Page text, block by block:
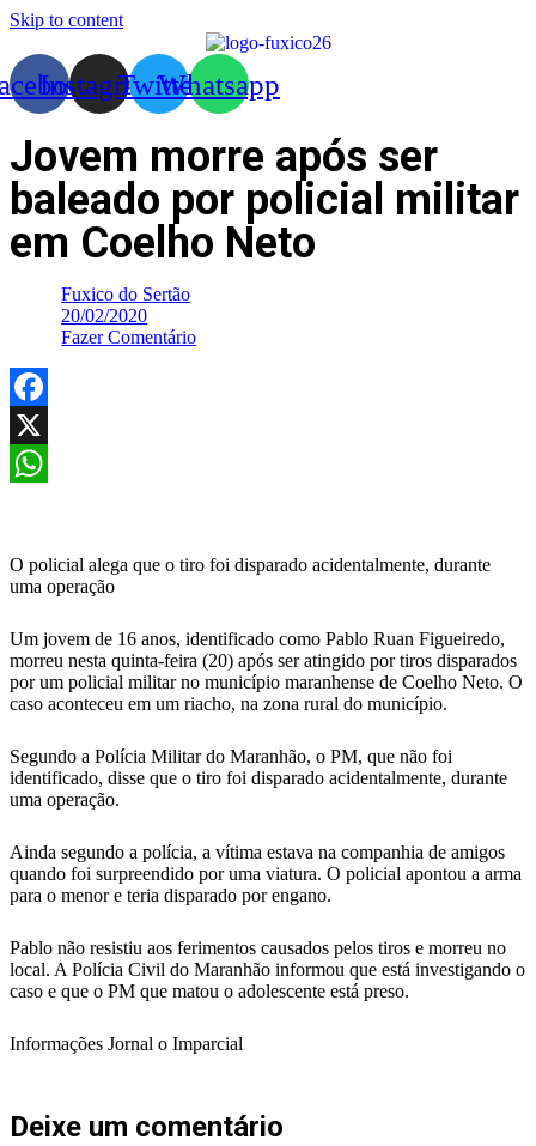
Skip to content
InstagramTwitterWhatsapp
Jovem morre após ser
baleado por policial militar
em Coelho Neto
Fuxico do Sertão
20/02/2020
Fazer Comentário
Facebook
X
O policial alega que o tiro foi disparado acidentalmente, durante
uma operação
Um jovem de 16 anos, identificado como Pablo Ruan Figueiredo,
morreu nesta quinta-feira (20) após ser atingido por tiros disparados
por um policial militar no município maranhense de Coelho Neto. O
caso aconteceu em um riacho, na zona rural do município.
Segundo a Polícia Militar do Maranhão, o PM, que não foi
identificado, disse que o tiro foi disparado acidentalmente, durante
uma operação.
Ainda segundo a polícia, a vítima estava na companhia de amigos
quando foi surpreendido por uma viatura. O policial apontou a arma
para o menor e teria disparado por engano.
Pablo não resistiu aos ferimentos causados pelos tiros e morreu no
local. A Polícia Civil do Maranhão informou que está investigando o
caso e que o PM que matou o adolescente está preso.
Informações Jornal o Imparcial
Deixe um comentário